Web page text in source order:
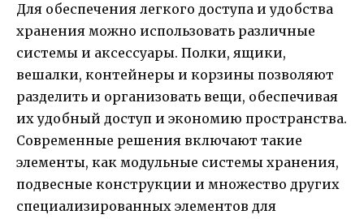
Для обеспечения легкого доступа и удобства
хранения можно использовать различные
системы и аксессуары. Полки, ящики,
вешалки, контейнеры и корзины позволяют
разделить и организовать вещи, обеспечивая
их удобный доступ и экономию пространства.
Современные решения включают такие
элементы, как модульные системы хранения,
подвесные конструкции и множество других
специализированных элементов для